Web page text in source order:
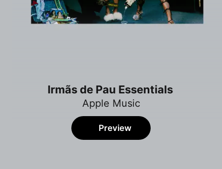
Irmãs de Pau Essentials
Apple Music
Preview